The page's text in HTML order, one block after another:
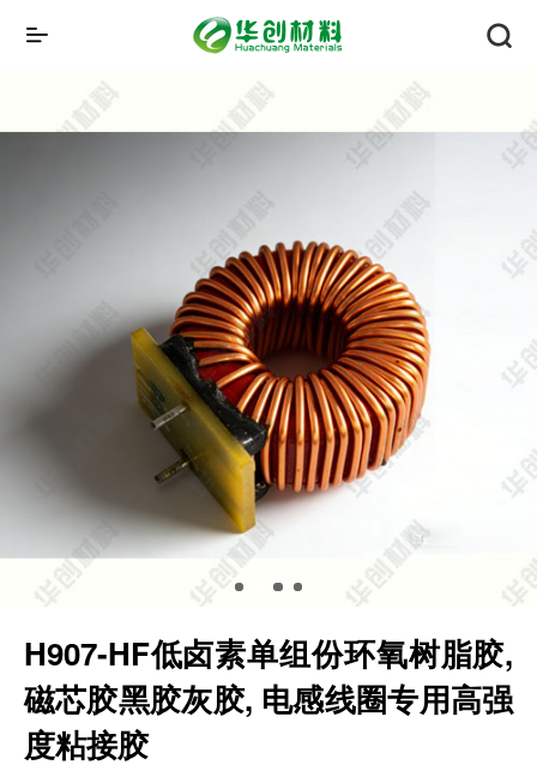
H907-HF低卤素单组份环氧树脂胶,
磁芯胶黑胶灰胶, 电感线圈专用高强
度粘接胶